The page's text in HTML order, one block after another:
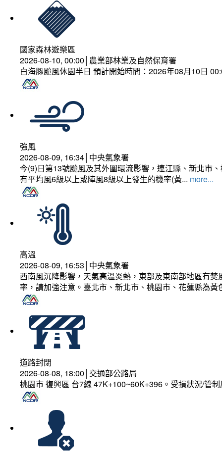
國家森林遊樂區
2026-08-10, 00:00│農業部林業及自然保育署
白海豚颱風休園半日 預計開始時間：2026年08月10日
強風
2026-08-09, 16:34│中央氣象署
今(9)日第13號颱風及其外圍環流影響，連江縣、新北市
有平均風6級以上或陣風8級以上發生的機率(黃... more...
高溫
2026-08-09, 16:53│中央氣象署
西南風沉降影響，天氣高溫炎熱，東部及東南部地區有
率，請加強注意。臺北市、新北市、桃園市、花蓮縣為
道路封閉
2026-08-08, 18:00│交通部公路局
桃園市 復興區 台7線 47K+100~60K+396。受損狀況/管